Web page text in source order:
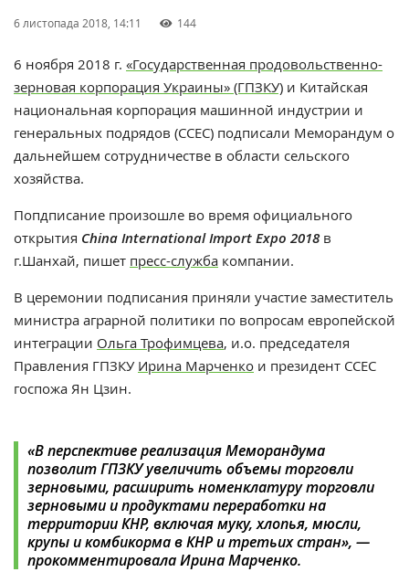
6 листопада 2018, 14:11 144
6 ноября 2018 г. «Государственная продовольственно-
зерновая корпорация Украины» (ГПЗКУ) и Китайская
национальная корпорация машинной индустрии и
генеральных подрядов (ССЕС) подписали Меморандум о
дальнейшем сотрудничестве в области сельского
хозяйства.
Попдписание произошле во время официального
открытия China International Import Expo 2018в
г.Шанхай, пишет пресс-служба компании.
В церемонии подписания приняли участие заместитель
министра аграрной политики по вопросам европейской
интеграции Ольга Трофимцева, и.о. председателя
Правления ГПЗКУ Ирина Марченко и президент ССЕС
госпожа Ян Цзин.
«В перспективе реализация Меморандума
позволит ГПЗКУ увеличить объемы торговли
зерновыми, расширить номенклатуру торговли
зерновыми и продуктами переработки на
территории КНР, включая муку, хлопья, мюсли,
крупы и комбикорма в КНР и третьих стран», —
прокомментировала Ирина Марченко.